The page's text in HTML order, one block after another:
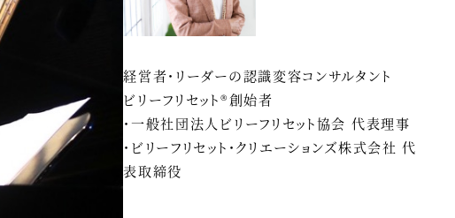
経営者・リーダーの認識変容コンサルタント
ビリーフリセット®創始者
・一般社団法人ビリーフリセット協会 代表理事
・ビリーフリセット・クリエーションズ株式会社 代
表取締役